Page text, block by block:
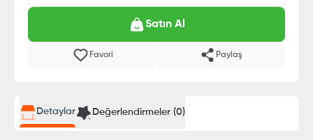
Satın Al
Favori Paylaş
Detaylar Değerlendirmeler (0)